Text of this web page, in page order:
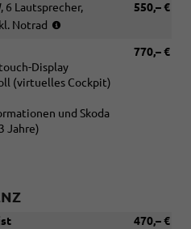
550,– €
6 Lautsprecher,
Notrad
mit:
[P4C/YOZ]
nicht
770,– €
Display
(virtuelles Cockpit)
und Skoda
Jahre)
470,– €